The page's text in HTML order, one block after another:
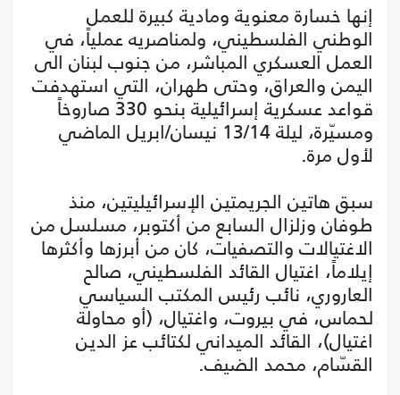
إنها خسارة معنوية ومادية كبيرة للعمل
الوطني الفلسطيني، ولمناصريه عملياً، في
العمل العسكري المباشر، من جنوب لبنان الى
اليمن والعراق، وحتى طهران، التي استهدفت
قواعد عسكرية إسرائيلية بنحو 330 صاروخاً
ومسيّرة، ليلة 13/14 نيسان/ابريل الماضي
لأول مرة.
سبق هاتين الجريمتين الإسرائيليتين، منذ
طوفان وزلزال السابع من أكتوبر، مسلسل من
الاغتيالات والتصفيات، كان من أبرزها وأكثرها
إيلاماً، اغتيال القائد الفلسطيني، صالح
العاروري، نائب رئيس المكتب السياسي
لحماس، في بيروت، واغتيال، (أو محاولة
اغتيال)، القائد الميداني لكتائب عز الدين
القسّام، محمد الضيف.